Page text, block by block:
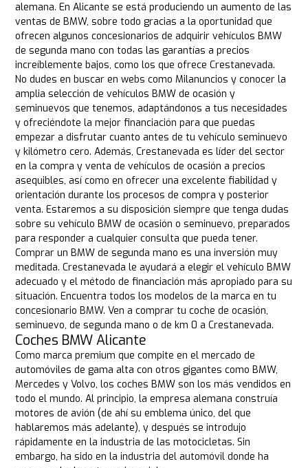
alemana. En Alicante se está produciendo un aumento de las
ventas de BMW, sobre todo gracias a la oportunidad que
ofrecen algunos concesionarios de adquirir vehículos BMW
de segunda mano con todas las garantías a precios
increíblemente bajos, como los que ofrece Crestanevada.
No dudes en buscar en webs como Milanuncios y conocer la
amplia selección de vehículos BMW de ocasión y
seminuevos que tenemos, adaptándonos a tus necesidades
y ofreciéndote la mejor financiación para que puedas
empezar a disfrutar cuanto antes de tu vehículo seminuevo
y kilómetro cero. Además, Crestanevada es líder del sector
en la compra y venta de vehículos de ocasión a precios
asequibles, así como en ofrecer una excelente fiabilidad y
orientación durante los procesos de compra y posterior
venta. Estaremos a su disposición siempre que tenga dudas
sobre su vehículo BMW de ocasión o seminuevo, preparados
para responder a cualquier consulta que pueda tener.
Comprar un BMW de segunda mano es una inversión muy
meditada. Crestanevada le ayudará a elegir el vehículo BMW
adecuado y el método de financiación más apropiado para su
situación. Encuentra todos los modelos de la marca en tu
concesionario BMW. Ven a comprar tu coche de ocasión,
seminuevo, de segunda mano o de km 0 a Crestanevada.
Coches BMW Alicante
Como marca premium que compite en el mercado de
automóviles de gama alta con otros gigantes como BMW,
Mercedes y Volvo, los coches BMW son los más vendidos en
todo el mundo. Al principio, la empresa alemana construía
motores de avión (de ahí su emblema único, del que
hablaremos más adelante), y después se introdujo
rápidamente en la industria de las motocicletas. Sin
embargo, ha sido en la industria del automóvil donde ha